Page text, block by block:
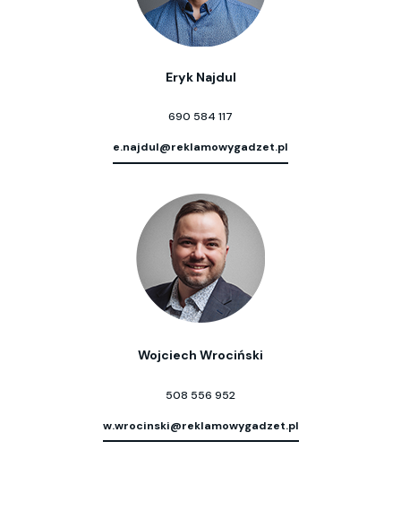
Eryk Najdul
690 584 117
e.najdul@reklamowygadzet.pl
Wojciech Wrociński
508 556 952
w.wrocinski@reklamowygadzet.pl